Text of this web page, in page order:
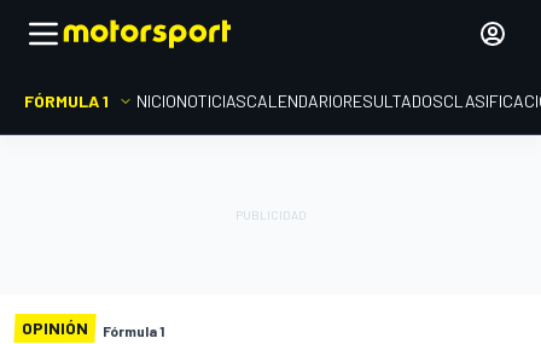
FÓRMULA 1 INICIONOTICIASCALENDARIORESULTADOS
OPINIÓN Fórmula 1